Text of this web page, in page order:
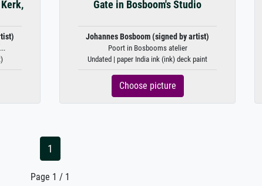
Gate in Bosboom's Studio
Johannes Bosboom (signed by artist)
Poort in Bosbooms atelier
Undated | paper India ink (ink) deck paint
Choose picture
1
Page 1 / 1